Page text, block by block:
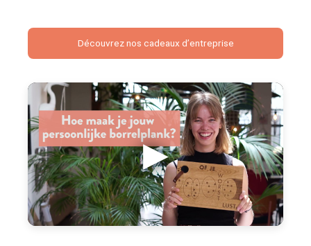
Découvrez nos cadeaux d’entreprise